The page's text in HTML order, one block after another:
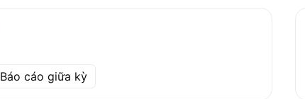
Báo cáo giữa kỳ